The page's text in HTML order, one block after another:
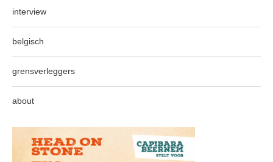
interview
belgisch
grensverleggers
about